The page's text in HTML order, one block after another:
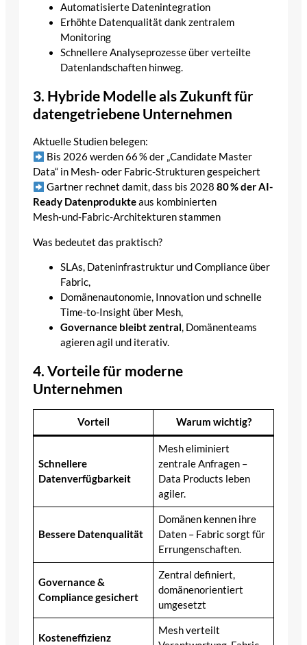
Automatisierte Datenintegration
Erhöhte Datenqualität dank zentralem
Monitoring
Schnellere Analyseprozesse über verteilte
Datenlandschaften hinweg.
3. Hybride Modelle als Zukunft für
datengetriebene Unternehmen
Aktuelle Studien belegen:
Bis 2026 werden 66 % der „Candidate Master
Data“ in Mesh- oder Fabric-Strukturen gespeichert
Gartner rechnet damit, dass bis 2028 80 % der AI-
Ready Datenprodukteaus kombinierten
Mesh‑und‑Fabric-Architekturen stammen
Was bedeutet das praktisch?
SLAs, Dateninfrastruktur und Compliance über
Fabric,
Domänenautonomie, Innovation und schnelle
Time-to-Insight über Mesh,
Governance bleibt zentral, Domänenteams
agieren agil und iterativ.
4. Vorteile für moderne
Unternehmen
Vorteil Warum wichtig?
Schnellere
Datenverfügbarkeit
Mesh eliminiert
zentrale Anfragen –
Data Products leben
agiler.
Bessere Datenqualität
Domänen kennen ihre
Daten – Fabric sorgt für
Errungenschaften.
Governance &
Compliance gesichert
Zentral definiert,
domänenorientiert
umgesetzt
Kosteneffizienz
Mesh verteilt